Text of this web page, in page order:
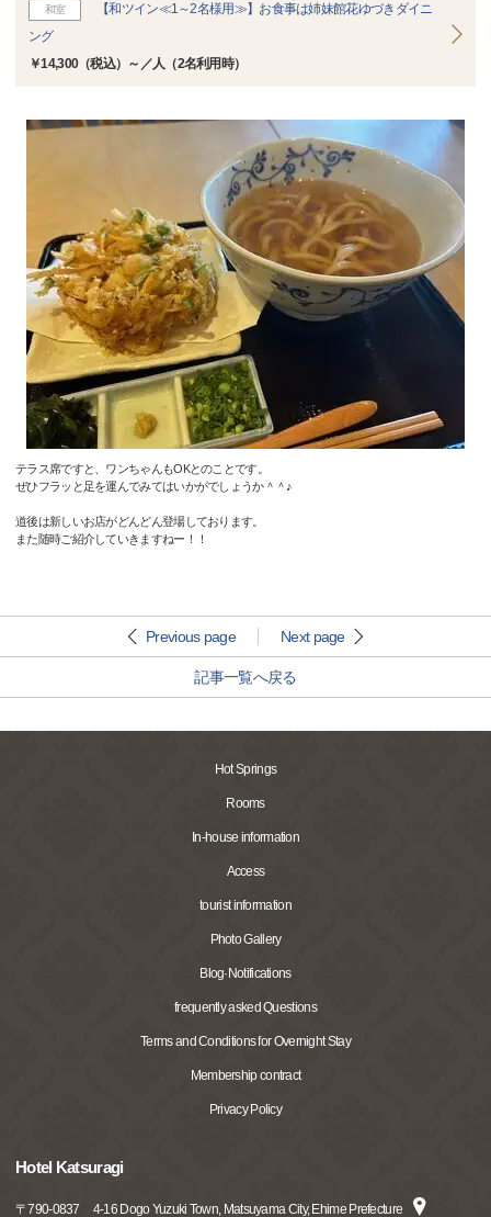
和室
【和ツイン≪1～2名様用≫】お食事は姉妹館花ゆづきダイニ
ング
￥14,300（税込）～／人（2名利用時）
テラス席ですと、ワンちゃんもOKとのことです。
ぜひフラッと足を運んでみてはいかがでしょうか＾＾♪
道後は新しいお店がどんどん登場しております。
また随時ご紹介していきますねー！！
Previous page Next page
記事一覧へ戻る
Hot Springs
Rooms
In-house information
Access
tourist information
Photo Gallery
Blog·Notifications
frequently asked Questions
Terms and Conditions for Overnight Stay
Membership contract
Privacy Policy
Hotel Katsuragi
〒790-0837 4-16 Dogo Yuzuki Town, Matsuyama City, Ehime Prefecture